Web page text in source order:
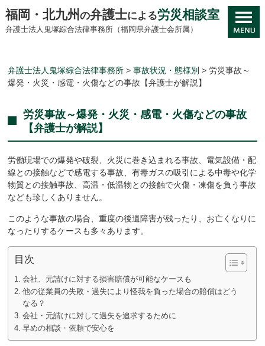
福岡・北九州 の弁護士による労災相談室
弁護士法人鬼塚綜合法律事務所（福岡県弁護士会所属）
弁護士法人鬼塚綜合法律事務所 >事故状況・態様別 >労災事故～
爆発・火災・感電・火傷などの事故【弁護士が解説】
労災事故～爆発・火災・感電・火傷などの事故
【弁護士が解説】
労働現場での爆発や破裂、火災に巻き込まれる事故、電気設備・配
線との接触などで感電する事故、有毒ガスの吸引による中毒や化学
物質との接触事故、高温・低温物との接触で火傷・凍傷を負う事故
なども珍しくありません。
このような事故の場合、重度の後遺障害が残ったり、お亡くなりに
なったりするケースも多々あります。
目次
会社、元請けに対する損害賠償が可能なケースも
他の従業員の失敗・過失により怪我を負った場合の賠償はどう
なる？
会社・元請けに対して過失を追求するために
早めの相談・依頼で安心を